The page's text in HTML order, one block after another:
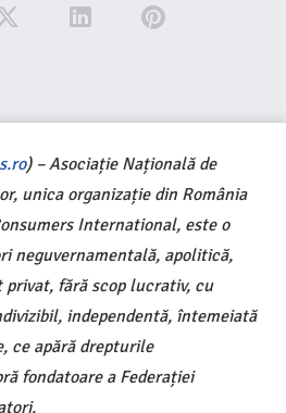
) – Asociație Națională de
unica organizație din România
International, este o
neguvernamentală, apolitică,
privat, fără scop lucrativ, cu
independentă, întemeiată
ce apără drepturile
fondatoare a Federației